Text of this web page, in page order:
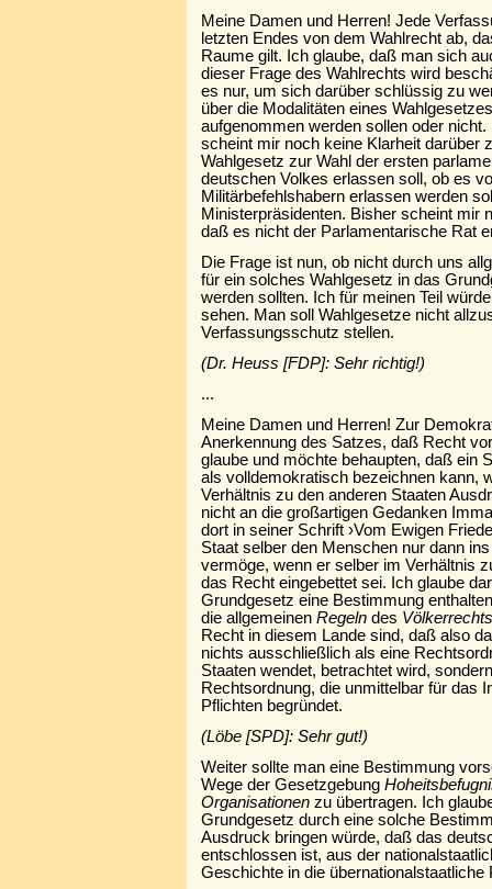
Meine Damen und Herren! Jede
letzten Endes von dem Wahlrecht ab,
Raume gilt. Ich glaube, daß man sich
dieser Frage des Wahlrechts wird
es nur, um sich darüber schlüssig zu
über die Modalitäten eines
aufgenommen werden sollen oder
scheint mir noch keine Klarheit darüber
Wahlgesetz zur Wahl der ersten
deutschen Volkes erlassen soll, ob es
Militärbefehlshabern erlassen werden
Ministerpräsidenten. Bisher scheint mir
daß es nicht der Parlamentarische Rat
Die Frage ist nun, ob nicht durch uns
für ein solches Wahlgesetz in das
werden sollten. Ich für meinen Teil
sehen. Man soll Wahlgesetze nicht
Verfassungsschutz stellen.
(Dr. Heuss [FDP]: Sehr richtig!)
...
Meine Damen und Herren! Zur
Anerkennung des Satzes, daß Recht
glaube und möchte behaupten, daß ein
als volldemokratisch bezeichnen kann,
Verhältnis zu den anderen Staaten
nicht an die großartigen Gedanken
dort in seiner Schrift ›Vom Ewigen
Staat selber den Menschen nur dann
vermöge, wenn er selber im Verhältnis
das Recht eingebettet sei. Ich glaube
Grundgesetz eine Bestimmung
die allgemeinenRegeln des
Recht in diesem Lande sind, daß also
nichts ausschließlich als eine
Staaten wendet, betrachtet wird,
Rechtsordnung, die unmittelbar für das
Pflichten begründet.
(Löbe [SPD]: Sehr gut!)
Weiter sollte man eine Bestimmung
Wege der Gesetzgebung
Organisationen zu übertragen. Ich
Grundgesetz durch eine solche
Ausdruck bringen würde, daß das
entschlossen ist, aus der
Geschichte in die übernationalstaatliche